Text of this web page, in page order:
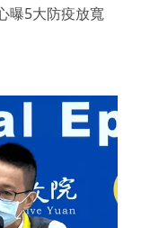
曝5大防疫放寬